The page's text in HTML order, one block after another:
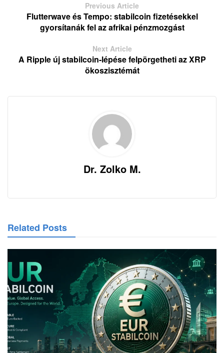
Previous Article
Flutterwave és Tempo: stabilcoin fizetésekkel
gyorsítanák fel az afrikai pénzmozgást
Next Article
A Ripple új stabilcoin-lépése felpörgetheti az XRP
ökoszisztémát
Dr. Zolko M.
Related Posts